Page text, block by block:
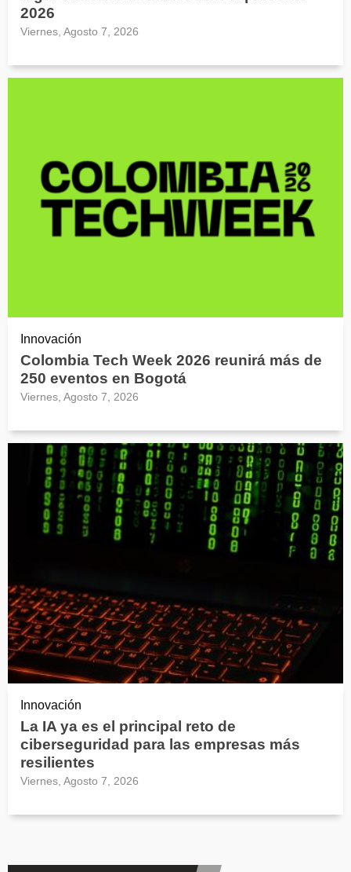
2026
Viernes, Agosto 7, 2026
Innovación
Colombia Tech Week 2026 reunirá más de
250 eventos en Bogotá
Viernes, Agosto 7, 2026
Innovación
La IA ya es el principal reto de
ciberseguridad para las empresas más
resilientes
Viernes, Agosto 7, 2026